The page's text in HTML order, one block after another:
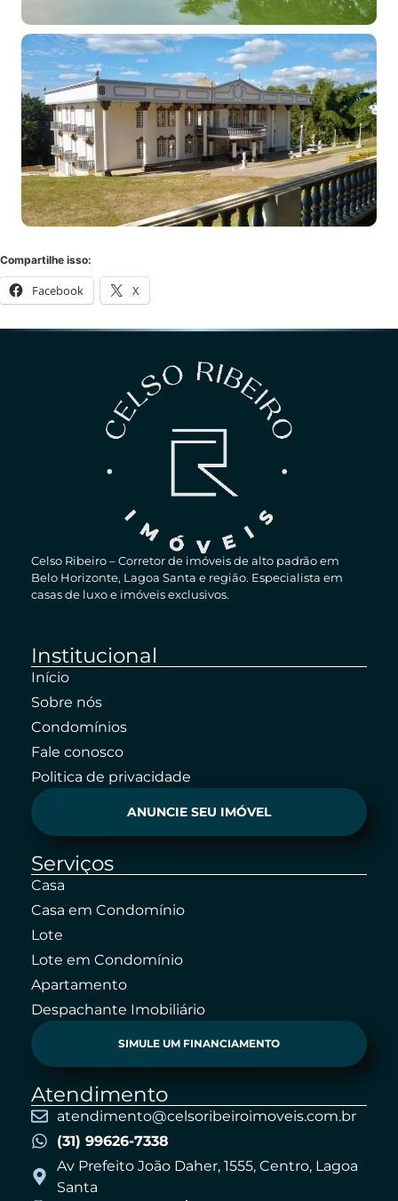
Compartilhe isso:
Facebook X
Celso Ribeiro – Corretor de imóveis de alto padrão em
Belo Horizonte, Lagoa Santa e região. Especialista em
casas de luxo e imóveis exclusivos.
Institucional
Início
Sobre nós
Condomínios
Fale conosco
Politica de privacidade
ANUNCIE SEU IMÓVEL
Serviços
Casa
Casa em Condomínio
Lote
Lote em Condomínio
Apartamento
Despachante Imobiliário
SIMULE UM FINANCIAMENTO
Atendimento
atendimento@celsoribeiroimoveis.com.br
(31) 99626-7338
Av Prefeito João Daher, 1555, Centro, Lagoa
Santa